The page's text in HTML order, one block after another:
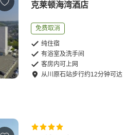
克莱顿海湾酒店
免费取消
纯住宿
有浴室及洗手间
客房内可上网
从川原石站步行约12分钟可达